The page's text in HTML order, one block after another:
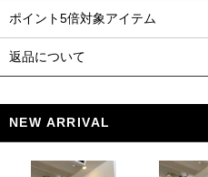
ポイント5倍対象アイテム
返品について
NEW ARRIVAL